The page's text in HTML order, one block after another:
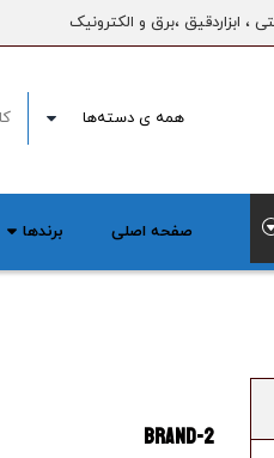
ابزاردقیق ،برق و الکترونیک
صفحه اصلی برندها
BRAND-2